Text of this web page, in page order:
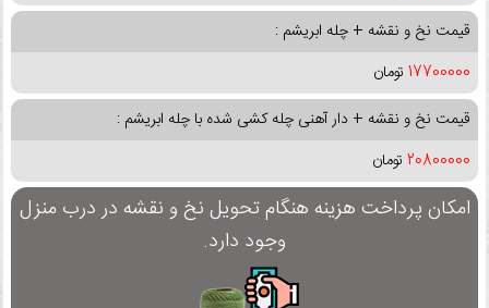
قیمت نخ و نقشه + چله ابریشم :
17700000 تومان
قیمت نخ و نقشه + دار آهنی چله کشی شده با چله ابریشم :
20800000 تومان
امکان پرداخت هزینه هنگام تحویل نخ و نقشه در درب منزل
وجود دارد.